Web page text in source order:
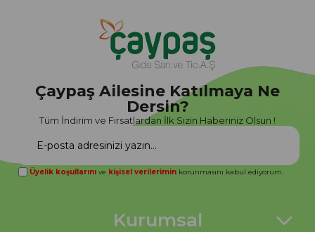
Çaypaş Ailesine Katılmaya Ne
Dersin?
Tüm İndirim ve Fırsatlardan İlk Sizin Haberiniz Olsun !
Üyelik koşullarını ve kişisel verilerimin korunmasını kabul ediyorum.
Kurumsal